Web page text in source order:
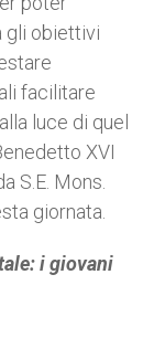
gli obiettivi
facilitare
luce di quel
XVI
S.E. Mons.
giornata.
i giovani